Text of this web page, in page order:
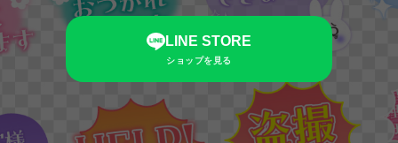
LINE STORE
ショップを見る